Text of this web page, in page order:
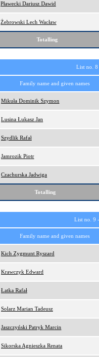
Pławecki Dariusz Dawid
Żebrowski Lech Wacław
Totalling
List no.
Family name and given names
Mikuła Dominik Szymon
Lusina Łukasz Jan
Szydlik Rafał
Jamrozik Piotr
Czachurska Jadwiga
Totalling
List no. 9
Family name and given names
Kich Zygmunt Ryszard
Krawczyk Edward
Łatka Rafał
Solarz Marian Tadeusz
Jaszczyński Patryk Marcin
Sikorska Agnieszka Renata